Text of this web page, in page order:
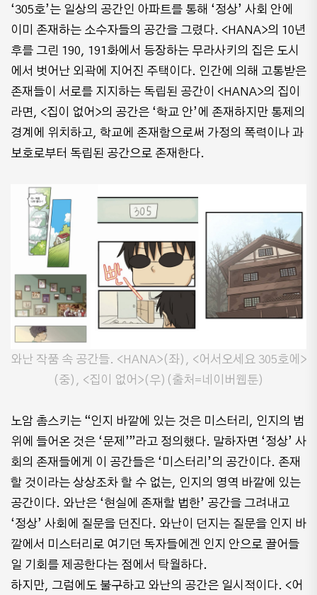
‘305호’는 일상의 공간인 아파트를 통해 ‘정상’ 사회 안에
이미 존재하는 소수자들의 공간을 그렸다. <HANA>의 10년
후를 그린 190, 191화에서 등장하는 무라사키의 집은 도시
에서 벗어난 외곽에 지어진 주택이다. 인간에 의해 고통받은
존재들이 서로를 지지하는 독립된 공간이 <HANA>의 집이
라면, <집이 없어>의 공간은 ‘학교 안’에 존재하지만 통제의
경계에 위치하고, 학교에 존재함으로써 가정의 폭력이나 과
보호로부터 독립된 공간으로 존재한다.
와난 작품 속 공간들. <HANA>(좌), <어서오세요 305호에>
(중), <집이 없어>(우)(출처=네이버웹툰)
노암 촘스키는 “인지 바깥에 있는 것은 미스터리, 인지의 범
위에 들어온 것은 ‘문제’”라고 정의했다. 말하자면 ‘정상’ 사
회의 존재들에게 이 공간들은 ‘미스터리’의 공간이다. 존재
할 것이라는 상상조차 할 수 없는, 인지의 영역 바깥에 있는
공간이다. 와난은 ‘현실에 존재할 법한’ 공간을 그려내고
‘정상’ 사회에 질문을 던진다. 와난이 던지는 질문을 인지 바
깥에서 미스터리로 여기던 독자들에겐 인지 안으로 끌어들
일 기회를 제공한다는 점에서 탁월하다.
하지만, 그럼에도 불구하고 와난의 공간은 일시적이다. <어